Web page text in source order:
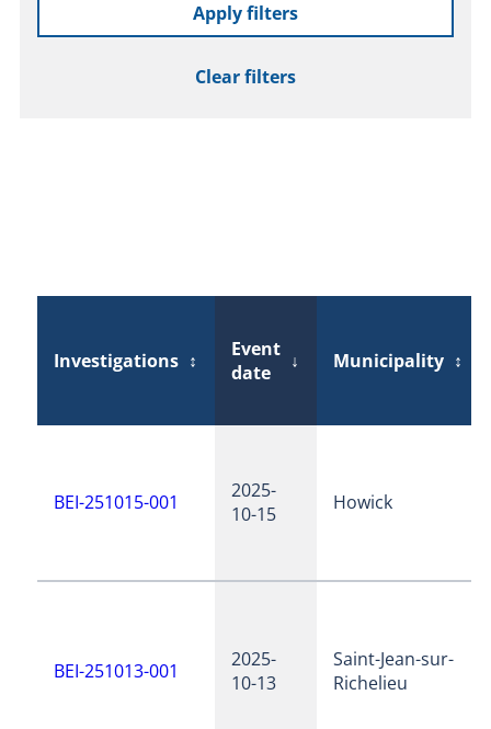
Apply filters
Clear filters
Investigations ↕
Event
date
↓ Municipality ↕
BEI-251015-001
2025-
10-15
Howick
BEI-251013-001
2025-
10-13
Saint-Jean-sur-
Richelieu